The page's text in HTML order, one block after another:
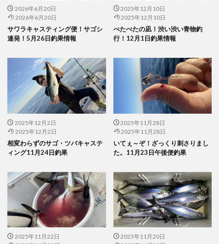
2026年6月20日
2026年6月20日
サワラキャスティング便！サゴシ
連発！5月26日釣果情報
2025年12月10日
2025年12月10日
べたべたの凪！渋い渋い青物釣
行！12月1日釣果情報
2025年12月2日
2025年12月2日
相変わらずのサゴ・ツバキャステ
ィング11月24日釣果
2025年11月28日
2025年11月28日
いてぇ～ぞ！ざっくり刺さりまし
た。11月23日午後便釣果
2025年11月22日
2025年11月20日